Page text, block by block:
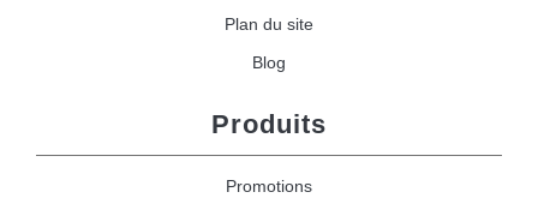
Plan du site
Blog
Produits
Promotions